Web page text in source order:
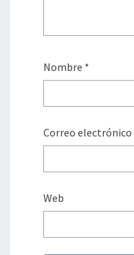
Nombre *
Correo electrónico
Web